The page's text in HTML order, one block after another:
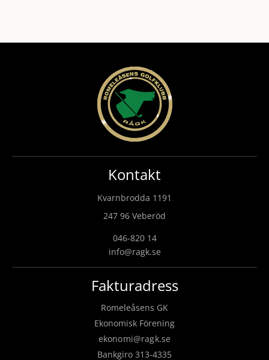
Kontakt
Kvarnbrodda 1191
247 96 Veberöd
046-820 14
info@ragk.se
Fakturadress
Romeleåsens GK
Ekonomisk Förening
ekonomi@ragk.se
Bankgiro 313-4335